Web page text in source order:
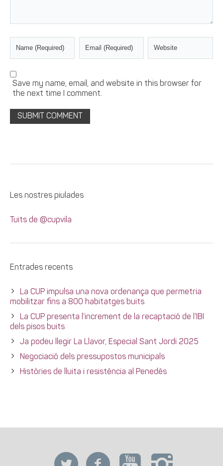
Save my name, email, and website in this browser for
the next time I comment.
Les nostres piulades
Tuits de @cupvila
Entrades recents
La CUP impulsa una nova ordenança que permetria
mobilitzar fins a 800 habitatges buits
La CUP presenta l’increment de la recaptació de l’IBI
dels pisos buits
Ja podeu llegir La Llavor, Especial Sant Jordi 2025
Negociació dels pressupostos municipals
Històries de lluita i resistència al Penedès